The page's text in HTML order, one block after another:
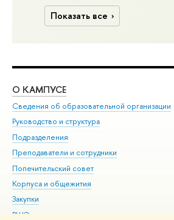
Показать все
О КАМПУСЕ
Сведения об образовательной организации
Руководство и структура
Подразделения
Преподаватели и сотрудники
Попечительский совет
Корпуса и общежития
Закупки
ВШЭ для студентов с ограниченными